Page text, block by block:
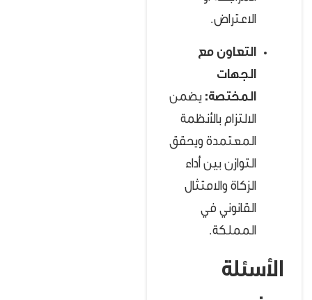
الاعتراض.
التعاون مع
الجهات
المختصة: يضمن
الالتزام بالأنظمة
المعتمدة ويحقق
التوازن بين أداء
الزكاة والامتثال
القانوني في
المملكة.
الأسئلة